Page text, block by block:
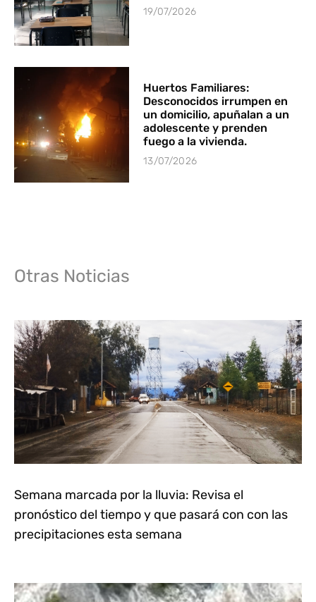
19/07/2026
Huertos Familiares:
Desconocidos irrumpen en
un domicilio, apuñalan a un
adolescente y prenden
fuego a la vivienda.
13/07/2026
Otras Noticias
Semana marcada por la lluvia: Revisa el
pronóstico del tiempo y que pasará con con las
precipitaciones esta semana